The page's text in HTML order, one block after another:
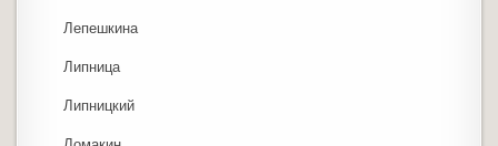
Лепешкина
Липница
Липницкий